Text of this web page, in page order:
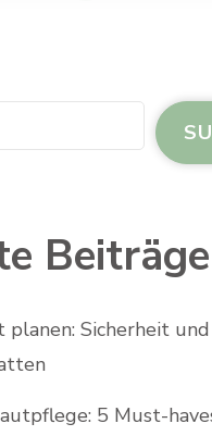
Beiträge
planen: Sicherheit
5 Must-